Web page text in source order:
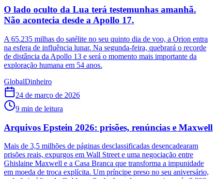
O lado oculto da Lua terá testemunhas amanhã.
Não acontecia desde a Apollo 17.
A 65.235 milhas do satélite no seu quinto dia de voo, a Orion entra
na esfera de influência lunar. Na segunda-feira, quebrará o recorde
de distância da Apollo 13 e será o momento mais importante da
exploração humana em 54 anos.
GlobalDinheiro
24 de março de 2026
9 min de leitura
Arquivos Epstein 2026: prisões, renúncias e Maxwell
Mais de 3,5 milhões de páginas desclassificadas desencadearam
prisões reais, expurgos em Wall Street e uma negociação entre
Ghislaine Maxwell e a Casa Branca que transforma a impunidade
em moeda de troca explícita. Um príncipe preso no seu aniversário,